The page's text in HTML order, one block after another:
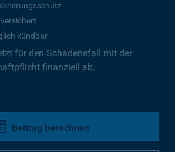
kündbar
für den Schadensfall mit der
finanziell ab.
Beitrag berechnen